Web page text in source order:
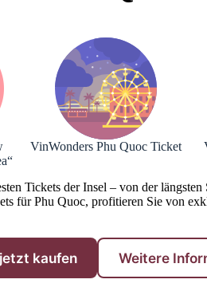
VinWonders Phu Quoc Ticket
Tickets der Insel – von der
für Phu Quoc, profitieren Sie von
kaufen Weitere